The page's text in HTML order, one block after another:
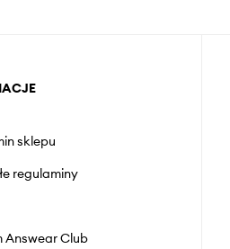
sklepu
regulaminy
Answear Club